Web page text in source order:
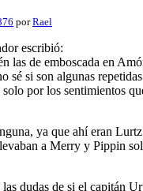
porRael
escribió:
las de emboscada en
sé si son algunas
solo por los sentimientos
ya que ahí eran
a Merry y Pippin
dudas de si el capitán